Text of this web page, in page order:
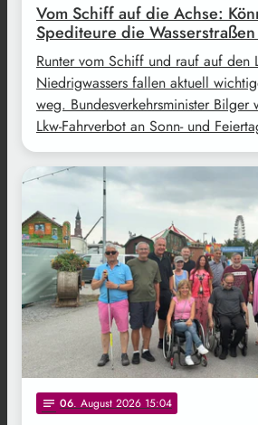
Vom Schiff auf die Achse:
Spediteure die
Runter vom Schiff und rauf auf den
Niedrigwassers fallen aktuell
weg. Bundesverkehrsminister
Lkw-Fahrverbot an Sonn- und
notes 06. August 2026 15:04